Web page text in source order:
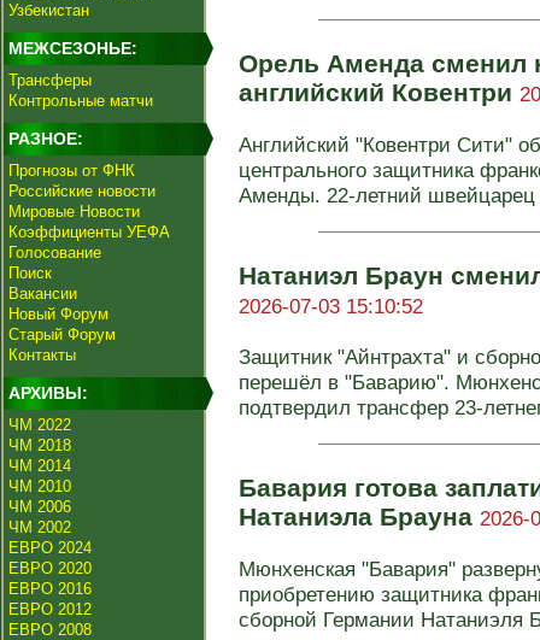
Узбекистан
МЕЖСЕЗОНЬЕ:
Трансферы
Контрольные матчи
РАЗНОЕ:
Прогнозы от ФНК
Российские новости
Мировые Новости
Коэффициенты УЕФА
Голосование
Поиск
Вакансии
Новый Форум
Старый Форум
Контакты
АРХИВЫ:
ЧМ 2022
ЧМ 2018
ЧМ 2014
ЧМ 2010
ЧМ 2006
ЧМ 2002
ЕВРО 2024
ЕВРО 2020
ЕВРО 2016
ЕВРО 2012
ЕВРО 2008
Орель Аменда сменил
английский Ковентри
Английский "Ковентри Сити"
центрального защитника
Аменды. 22-летний
Натаниэл Браун
2026-07-03 15:10:52
Защитник "Айнтрахта" и
перешёл в "Баварию".
подтвердил трансфер 23-
Бавария готова
Натаниэла Брауна 2026-
Мюнхенская "Бавария"
приобретению защитника
сборной Германии Натаниэля